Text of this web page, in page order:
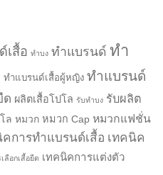
เสื้อ ทำบง ทำแบรนด์ ทำ
ทำแบรนด์เสื้อผู้หญิง ทำแบรนด์
ด ผลิตเสื้อโปโล รับทำบง รับผลิต
ล หมวก หมวก Cap หมวกแฟชั่น
คการทำแบรนด์เสื้อ เทคนิค
ลือกเสื้อยืด เทคนิคการแต่งตัว